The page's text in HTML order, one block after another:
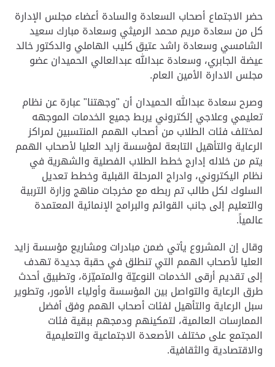
حضر الاجتماع أصحاب السعادة والسادة أعضاء مجلس الإدارة
كل من سعادة مريم محمد الرميثي وسعادة مبارك سعيد
الشامسي وسعادة راشد عتيق كليب الهاملي والدكتور خالد
عيضة الجابري، وسعادة عبدالله عبدالعالي الحميدان عضو
مجلس الادارة الأمين العام.
وصرح سعادة عبدالله الحميدان أن "وجهتنا" عبارة عن نظام
تعليمي وعلاجي إلكتروني يربط جميع الخدمات الموجهه
لمختلف فئات الطلاب من أصحاب الهمم المنتسبين لمراكز
الرعاية والتأهيل التابعة لمؤسسة زايد العليا لأصحاب الهمم
يتم من خلاله إدارج خطط الطلاب الفصلية والشهرية في
نظام اليكتروني، وادراج المرحلة القبلية وخطط تعديل
السلوك لكل طالب تم ربطه مع مخرجات مناهج وزارة التربية
والتعليم إلى جانب القوائم والبرامج الإنمائية المعتمدة
عالمياً.
وقال إن المشروع يأتي ضمن مبادرات ومشاريع مؤسسة زايد
العليا لأصحاب الهمم التي تنطلق في حقبة جديدة تهدف
إلى تقديم أرقى الخدمات النوعيّة والمتميّزة، وتطبيق أحدث
طرق الرعاية والتواصل بين المؤسسة وأولياء الأمور، وتطوير
سبل الرعاية والتأهيل لفئات أصحاب الهمم وفق أفضل
الممارسات العالمية، لتمكينهم ودمجهم ببقية فئات
المجتمع على مختلف الأصعدة الاجتماعية والتعليمية
والاقتصادية والثقافية.